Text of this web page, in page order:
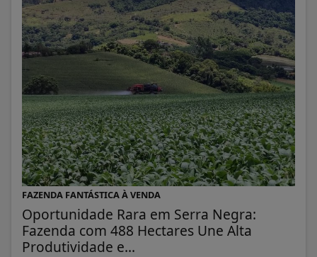
FAZENDA FANTÁSTICA À VENDA
Oportunidade Rara em Serra Negra:
Fazenda com 488 Hectares Une Alta
Produtividade e...